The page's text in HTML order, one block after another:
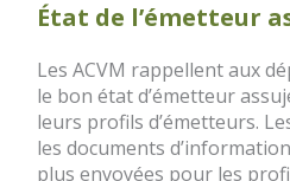
État de l’émetteur
Les ACVM rappellent aux
le bon état d’émetteur
leurs profils d’émetteurs.
les documents
plus envoyées pour les